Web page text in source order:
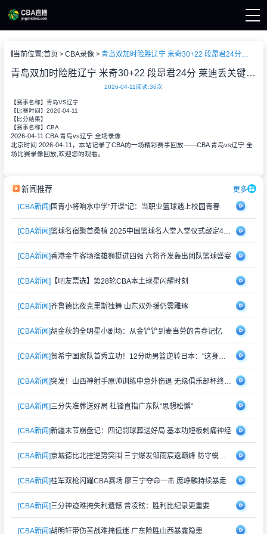
播
闻
当前位置:首页 CBA录像 青岛双加时险胜辽宁 米奇30+22 段昂君24分 莱迪丢关键罚球
青岛双加时险胜辽宁 米奇30+22 段昂君24分 莱迪丢关键罚球
2026-04-11阅读:36次
【赛事名称】 青岛VS辽宁
【比赛时间】 2026-04-11
【比分结果】
【赛事名称】 CBA
2026-04-11 CBA 青岛vs辽宁 全场录像
北京时间 2026-04-11，本站记录了CBA的一场精彩赛事回放——CBA 青岛vs辽宁 全
场比赛录像回放,欢迎您的观看。
新闻推荐 更多
[CBA新闻]国青小将响水中学"开课"记：当职业篮球遇上校园青春
[CBA新闻] 篮球名宿聚首桑植 2025中国篮球名人堂入堂仪式敲定4月举办
[CBA新闻]香港金牛客场擒雄狮挺进四强 六将齐发轰出团队篮球盛宴
[CBA新闻] 【吧友票选】第28轮CBA本土球星闪耀时刻
[CBA新闻]齐鲁德比夜克里斯独舞 山东双外援仍需雕琢
[CBA新闻]胡金秋的全明星小剧场：从金铲铲到麦当劳的青春记忆
[CBA新闻] 贺希宁国家队首秀立功！12分助男篮逆转日本："这身战袍再累也值"
[CBA新闻] 突发！山西神射手原帅训练中意外伤退 无缘俱乐部杯终极对决
[CBA新闻]三分失准葬送好局 杜锋直指广东队"思想松懈"
[CBA新闻]新疆末节崩盘记：四记罚球葬送好局 基本功短板刺痛神经
[CBA新闻] 京城德比北控逆势突围 三宁爆发邹雨宸返巅峰 防守蜕变成关键
[CBA新闻]桂军双枪闪耀CBA赛场 廖三宁夺命一击 庞峥麟持续暴走
[CBA新闻]三分神迹难掩失利遗憾 曾凌铉：胜利比纪录更重要
[CBA新闻]胡明轩带伤苦战难掩低迷 广东险胜山西暴露隐患